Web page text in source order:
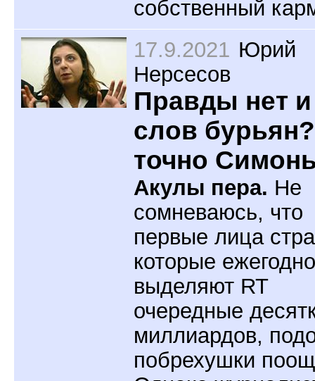
собственный
17.9.2021 Юрий
Нерсесов
Правды нет и
слов
точно
Акулы пера. Не
сомневаюсь, что
первые лица
которые ежегодно
выделяют RT
очередные
миллиардов,
побрехушки